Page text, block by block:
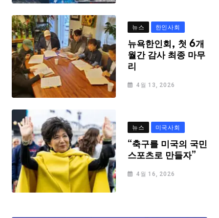
뉴스 한인사회
뉴욕한인회, 첫 6개
월간 감사 최종 마무
리
4월 13, 2026
뉴스 미국사회
“축구를 미국의 국민
스포츠로 만들자”
4월 16, 2026